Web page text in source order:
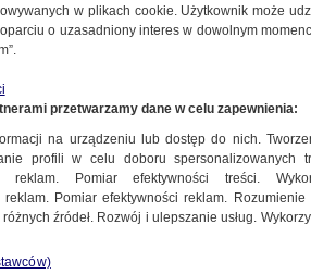
To fałszywka
w plikach cookie. Użytkownik może
o uzasadniony interes w dowolnym
przetwarzamy dane w celu zapewnienia:
na urządzeniu lub dostęp do nich.
profili w celu doboru spersonalizowanych
reklam. Pomiar efektywności treści.
reklam. Pomiar efektywności reklam.
źródeł. Rozwój i ulepszanie usług.